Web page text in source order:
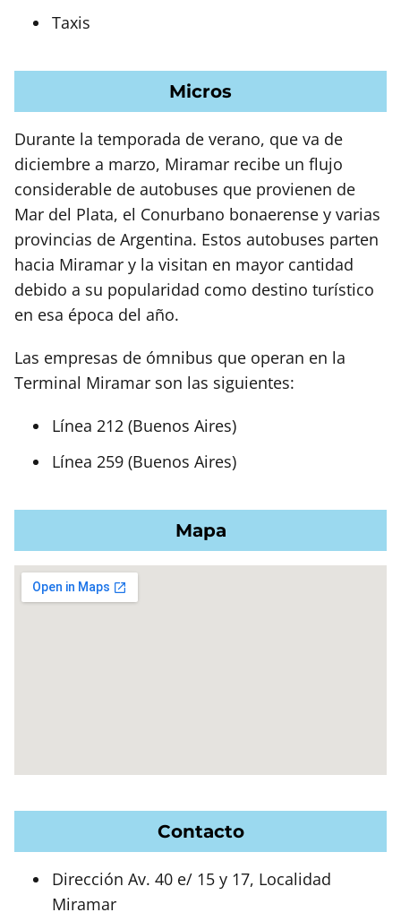
Taxis
Micros
Durante la temporada de verano, que va de
diciembre a marzo, Miramar recibe un flujo
considerable de autobuses que provienen de
Mar del Plata, el Conurbano bonaerense y varias
provincias de Argentina. Estos autobuses parten
hacia Miramar y la visitan en mayor cantidad
debido a su popularidad como destino turístico
en esa época del año.
Las empresas de ómnibus que operan en la
Terminal Miramar son las siguientes:
Línea 212 (Buenos Aires)
Línea 259 (Buenos Aires)
Mapa
Contacto
Dirección Av. 40 e/ 15 y 17, Localidad
Miramar